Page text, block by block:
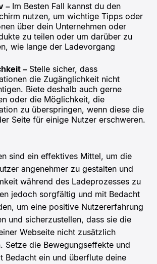
– Im Besten Fall kannst du den
nutzen, um wichtige Tipps oder
über dein Unternehmen oder
zu teilen oder um darüber zu
wie lange der Ladevorgang
– Stelle sicher, dass
die Zugänglichkeit nicht
Biete deshalb auch gerne
oder die Möglichkeit, die
zu überspringen, wenn diese die
Seite für einige Nutzer erschweren.
sind ein effektives Mittel, um die
angenehmer zu gestalten und
während des Ladeprozesses zu
jedoch sorgfältig und mit Bedacht
um eine positive Nutzererfahrung
und sicherzustellen, dass sie die
Webseite nicht zusätzlich
Setze die Bewegungseffekte und
Bedacht ein und überflute deine